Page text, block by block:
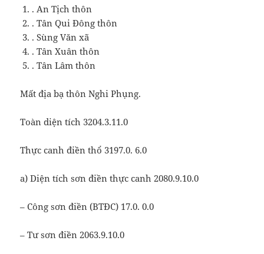
. An Tịch thôn
. Tân Qui Đông thôn
. Sùng Văn xã
. Tân Xuân thôn
. Tân Lâm thôn
Mất địa bạ thôn Nghi Phụng.
Toàn diện tích 3204.3.11.0
Thực canh điền thổ 3197.0. 6.0
a) Diện tích sơn điền thực canh 2080.9.10.0
– Công sơn điền (BTĐC) 17.0. 0.0
– Tư sơn điền 2063.9.10.0